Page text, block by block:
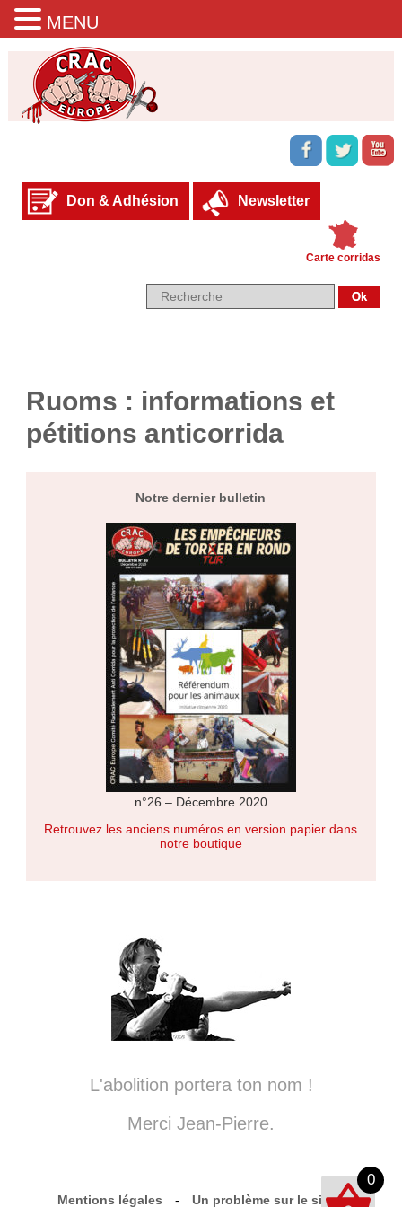
Don & Adhésion Newsletter
Carte corridas
Ruoms : informations et
pétitions anticorrida
Notre dernier bulletin
n°26 – Décembre 2020
Retrouvez les anciens numéros en version papier dans
notre boutique
L'abolition portera ton nom !
Merci Jean-Pierre.
Mentions légales - Un problème sur le site ?
0
MENU